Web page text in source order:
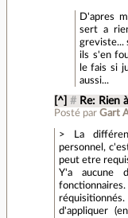
D'apres
sert a
greviste...
ils s'en
le fais si
aussi...
[^] # Re: Rien
Posté parGart
> La
personnel,
peut etre
Y'a aucune
d'appliquer